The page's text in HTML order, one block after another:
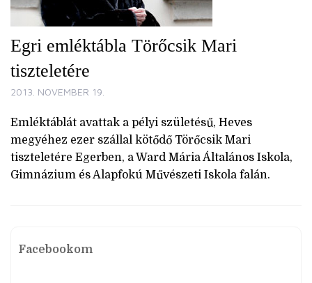
Egri emléktábla Törőcsik Mari
tiszteletére
2013. NOVEMBER 19.
Emléktáblát avattak a pélyi születésű, Heves
megyéhez ezer szállal kötődő Törőcsik Mari
tiszteletére Egerben, a Ward Mária Általános Iskola,
Gimnázium és Alapfokú Művészeti Iskola falán.
Facebookom